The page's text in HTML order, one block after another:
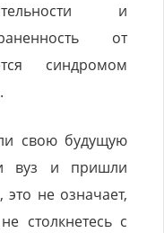
и
от
синдромом
свою будущую
вуз и пришли
не означает,
столкнетесь с